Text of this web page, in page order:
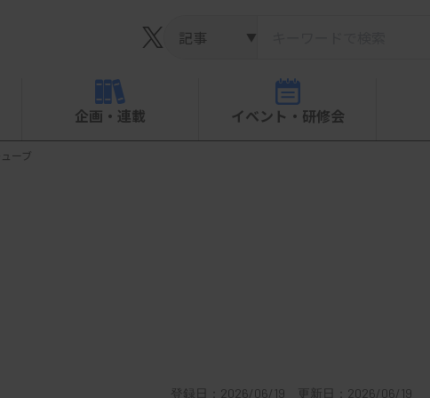
▼
企画・連載 イベント・研修会
ーブ
登録日：2026/06/19 更新日：2026/06/19